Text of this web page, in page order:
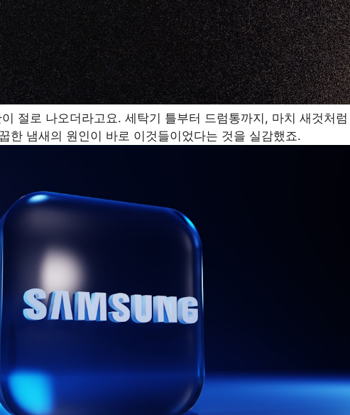
절로 나오더라고요. 세탁기 틀부터 드럼통까지, 마치 새것처럼
한 냄새의 원인이 바로 이것들이었다는 것을 실감했죠.